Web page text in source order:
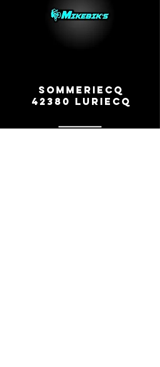
Sommeriecq
42380 Luriecq